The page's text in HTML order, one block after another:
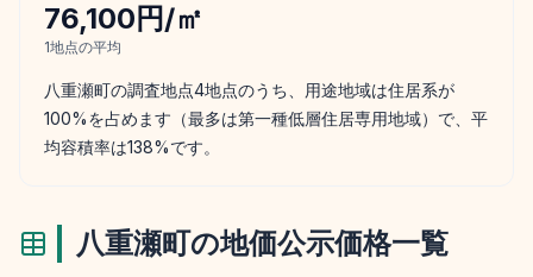
76,100円/㎡
1地点の平均
八重瀬町の調査地点4地点のうち、用途地域は住居系が
100%を占めます（最多は第一種低層住居専用地域）で、平
均容積率は138%です。
八重瀬町の地価公示価格一覧